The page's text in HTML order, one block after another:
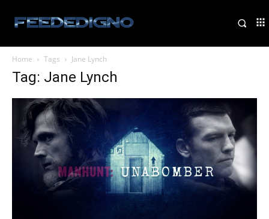
Home Tags Jane Lynch
Tag: Jane Lynch